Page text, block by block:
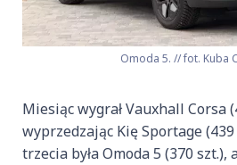
Omoda 5. // fot. Kuba
Miesiąc wygrał Vauxhall Corsa
wyprzedzając Kię Sportage (439
trzecia była Omoda 5 (370 szt.),